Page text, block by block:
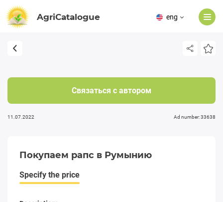
AgriCatalogue eng
Связаться с автором
11.07.2022 Ad number: 33638
Покупаем рапс в Румынию
Specify the price